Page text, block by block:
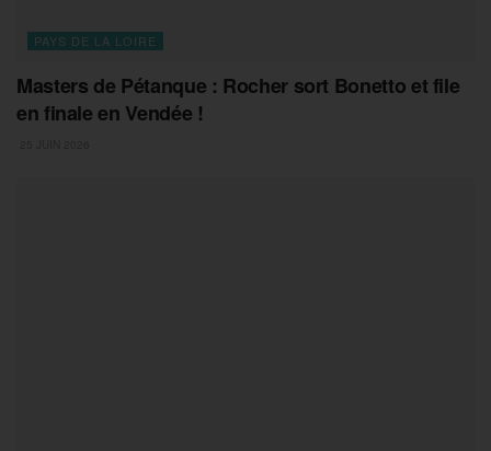
PAYS DE LA LOIRE
Masters de Pétanque : Rocher sort Bonetto et file
en finale en Vendée !